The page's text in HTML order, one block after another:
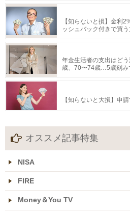
【知らないと損】金利
ッシュバック付きで買
年金生活者の支出はど
歳、70〜74歳…5歳刻み
【知らないと大損】申
オススメ記事特集
NISA
FIRE
Money＆You TV